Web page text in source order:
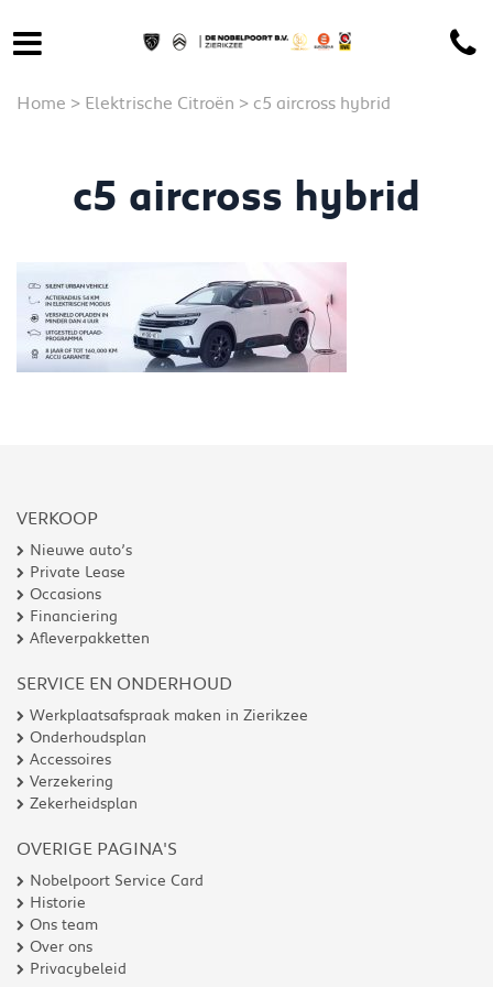
Home > Elektrische Citroën > c5 aircross hybrid
c5 aircross hybrid
VERKOOP
Nieuwe auto’s
Private Lease
Occasions
Financiering
Afleverpakketten
SERVICE EN ONDERHOUD
Werkplaatsafspraak maken in Zierikzee
Onderhoudsplan
Accessoires
Verzekering
Zekerheidsplan
OVERIGE PAGINA'S
Nobelpoort Service Card
Historie
Ons team
Over ons
Privacybeleid